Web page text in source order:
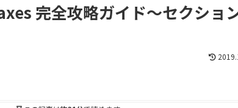
完全攻略ガイド～セクショ